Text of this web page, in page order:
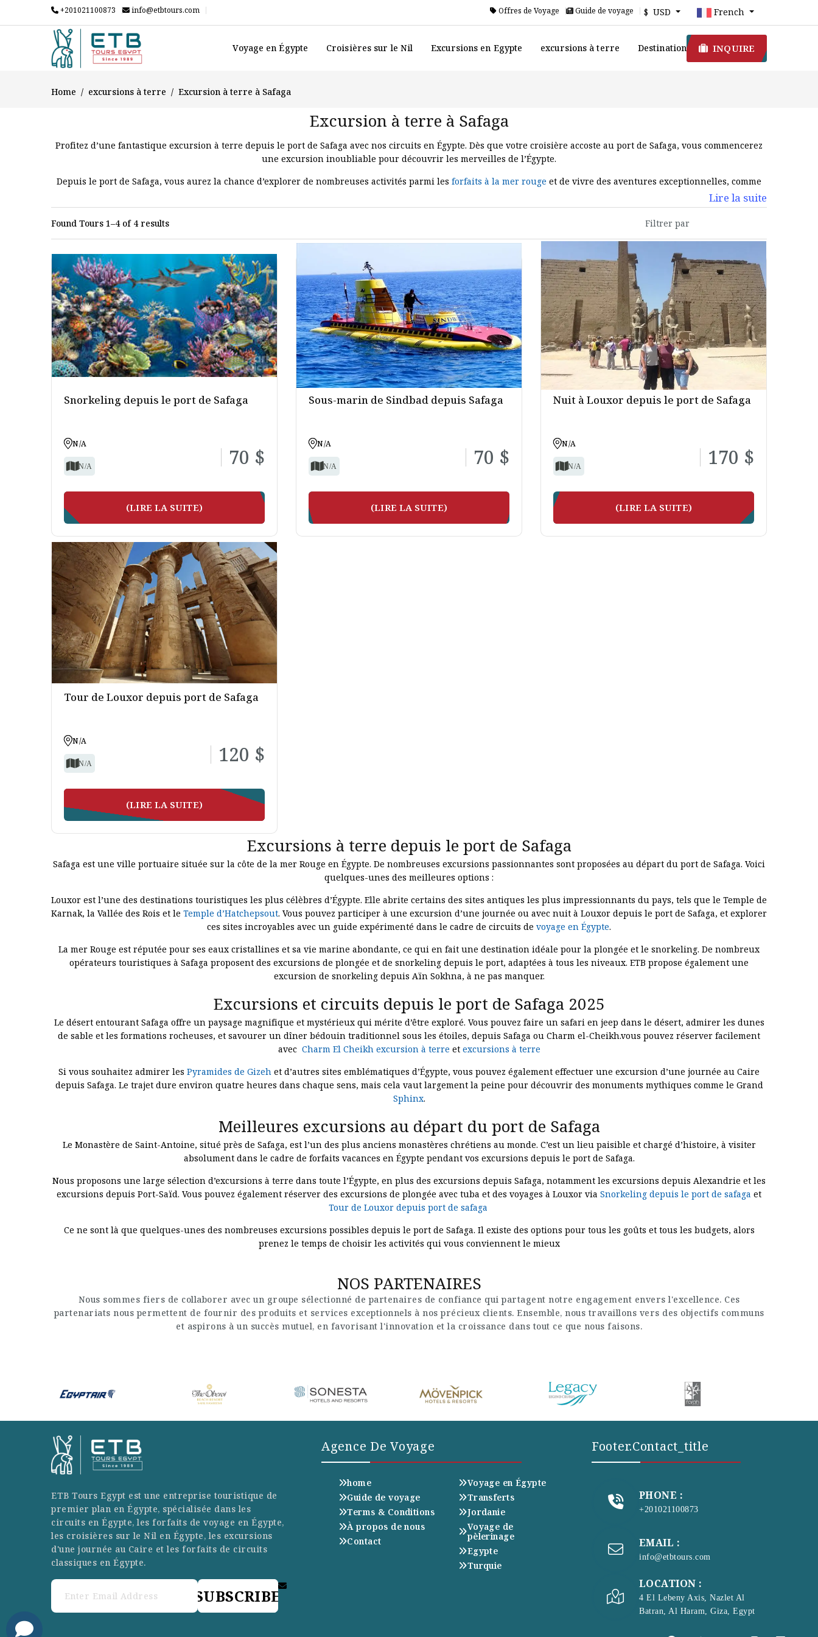
+201021100873 info@etbtours.com Offres de Voyage Guide de voyage $ USD French
Voyage en Égypte Croisières sur le Nil Excursions en Egypte excursions à terre Destination INQUIRE
Home excursions à terre Excursion à terre à Safaga
Excursion à terre à Safaga
Profitez d’une fantastique excursion à terre depuis le port de Safaga avec nos circuits en Égypte. Dès que votre croisière accoste au port de Safaga, vous commencerez
une excursion inoubliable pour découvrir les merveilles de l’Égypte.
Depuis le port de Safaga, vous aurez la chance d’explorer de nombreuses activités parmi les forfaits à la mer rouge et de vivre des aventures exceptionnelles, comme
Lors de cette incroyable excursion au départ du port de Safaga, vous visiterez des sites historiques inestimables tels que le
Temple de Karnak
Une grande variété de circuits et
sont disponibles pour votre excursion à terre depuis Safaga.
Découvrons ensemble les meilleures excursions et visites au départ du port de Safaga en 2025
Lire la suite
Found Tours 1–4 of 4 results
Snorkeling depuis le port de Safaga
N/A
N/A 70 $
(LIRE LA SUITE)
Sous-marin de Sindbad depuis Safaga
N/A
N/A 70 $
(LIRE LA SUITE)
Nuit à Louxor depuis le port de Safaga
N/A
N/A 170 $
(LIRE LA SUITE)
Tour de Louxor depuis port de Safaga
N/A
N/A 120 $
(LIRE LA SUITE)
Excursions à terre depuis le port de Safaga
Safaga est une ville portuaire située sur la côte de la mer Rouge en Égypte. De nombreuses excursions passionnantes sont proposées au départ du port de Safaga. Voici
quelques-unes des meilleures options :
Louxor est l’une des destinations touristiques les plus célèbres d’Égypte. Elle abrite certains des sites antiques les plus impressionnants du pays, tels que le Temple de
Karnak, la Vallée des Rois et le Temple d’Hatchepsout. Vous pouvez participer à une excursion d’une journée ou avec nuit à Louxor depuis le port de Safaga, et explorer
ces sites incroyables avec un guide expérimenté dans le cadre de circuits de voyage en Égypte.
La mer Rouge est réputée pour ses eaux cristallines et sa vie marine abondante, ce qui en fait une destination idéale pour la plongée et le snorkeling. De nombreux
opérateurs touristiques à Safaga proposent des excursions de plongée et de snorkeling depuis le port, adaptées à tous les niveaux. ETB propose également une
excursion de snorkeling depuis Aïn Sokhna, à ne pas manquer.
Excursions et circuits depuis le port de Safaga 2025
Le désert entourant Safaga offre un paysage magnifique et mystérieux qui mérite d’être exploré. Vous pouvez faire un safari en jeep dans le désert, admirer les dunes
de sable et les formations rocheuses, et savourer un dîner bédouin traditionnel sous les étoiles, depuis Safaga ou Charm el-Cheikh.vous pouvez réserver facilement
avec Charm El Cheikh excursion à terre et excursions à terre
Si vous souhaitez admirer les Pyramides de Gizeh et d’autres sites emblématiques d’Égypte, vous pouvez également effectuer une excursion d’une journée au Caire
depuis Safaga. Le trajet dure environ quatre heures dans chaque sens, mais cela vaut largement la peine pour découvrir des monuments mythiques comme le Grand
Sphinx.
Meilleures excursions au départ du port de Safaga
Le Monastère de Saint-Antoine, situé près de Safaga, est l’un des plus anciens monastères chrétiens au monde. C’est un lieu paisible et chargé d’histoire, à visiter
absolument dans le cadre de forfaits vacances en Égypte pendant vos excursions depuis le port de Safaga.
Nous proposons une large sélection d’excursions à terre dans toute l’Égypte, en plus des excursions depuis Safaga, notamment les excursions depuis Alexandrie et les
excursions depuis Port-Saïd. Vous pouvez également réserver des excursions de plongée avec tuba et des voyages à Louxor via Snorkeling depuis le port de safaga et
Tour de Louxor depuis port de safaga
Ce ne sont là que quelques-unes des nombreuses excursions possibles depuis le port de Safaga. Il existe des options pour tous les goûts et tous les budgets, alors
prenez le temps de choisir les activités qui vous conviennent le mieux
NOS PARTENAIRES
Nous sommes fiers de collaborer avec un groupe sélectionné de partenaires de confiance qui partagent notre engagement envers l'excellence. Ces
partenariats nous permettent de fournir des produits et services exceptionnels à nos précieux clients. Ensemble, nous travaillons vers des objectifs communs
et aspirons à un succès mutuel, en favorisant l'innovation et la croissance dans tout ce que nous faisons.
ETB Tours Egypt est une entreprise touristique de
premier plan en Égypte, spécialisée dans les
circuits en Égypte, les forfaits de voyage en Égypte,
les croisières sur le Nil en Égypte, les excursions
d'une journée au Caire et les forfaits de circuits
classiques en Égypte.
SUBSCRIBE
Agence De Voyage
home
Guide de voyage
Terms & Conditions
À propos de nous
Contact
Voyage en Égypte
Transferts
Jordanie
Voyage de
pèlerinage
Egypte
Turquie
Footer.contact_title
PHONE :
+201021100873
EMAIL :
info@etbtours.com
LOCATION :
4 El Lebeny Axis, Nazlet Al
Batran, Al Haram, Giza, Egypt